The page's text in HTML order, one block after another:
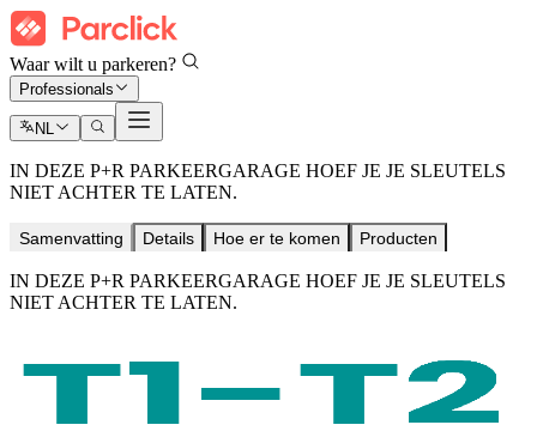
Waar wilt u parkeren?
Professionals
NL
IN DEZE P+R PARKEERGARAGE HOEF JE JE SLEUTELS
NIET ACHTER TE LATEN.
Samenvatting Details Hoe er te komen Producten
IN DEZE P+R PARKEERGARAGE HOEF JE JE SLEUTELS
NIET ACHTER TE LATEN.